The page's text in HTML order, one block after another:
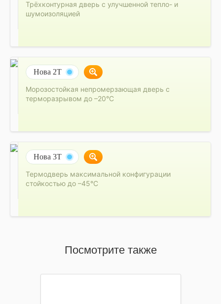
Трёхконтурная дверь с улучшенной тепло- и
шумоизоляцией
Нова 2Т
Морозостойкая непромерзающая дверь с
терморазрывом до –20°C
Нова 3Т
Термодверь максимальной конфигурации
стойкостью до –45°C
Посмотрите также